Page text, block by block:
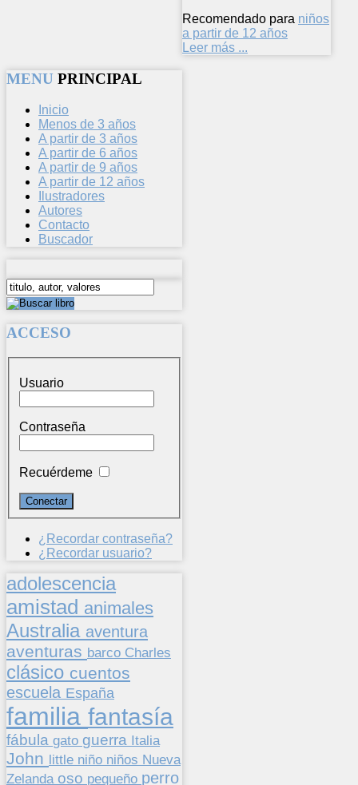
Recomendado para niños
a partir de 12 años
Leer más ...
MENU PRINCIPAL
Inicio
Menos de 3 años
A partir de 3 años
A partir de 6 años
A partir de 9 años
A partir de 12 años
Ilustradores
Autores
Contacto
Buscador
ACCESO
Usuario
Contraseña
Recuérdeme
¿Recordar contraseña?
¿Recordar usuario?
adolescencia
amistad animales
Australia aventura
aventuras barco Charles
clásico cuentos
escuela España
familia fantasía
fábula gato guerra Italia
John little niño niños Nueva
Zelanda oso pequeño perro